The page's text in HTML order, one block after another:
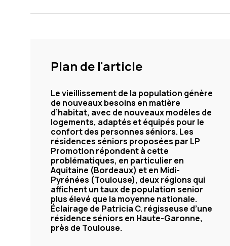
Plan de l'article
Le vieillissement de la population génère
de nouveaux besoins en matière
d’habitat, avec de nouveaux modèles de
logements, adaptés et équipés pour le
confort des personnes séniors. Les
résidences séniors proposées par LP
Promotion répondent à cette
problématiques, en particulier en
Aquitaine (Bordeaux) et en Midi-
Pyrénées (Toulouse), deux régions qui
affichent un taux de population senior
plus élevé que la moyenne nationale.
Éclairage de Patricia C. régisseuse d’une
résidence séniors en Haute-Garonne,
près de Toulouse.